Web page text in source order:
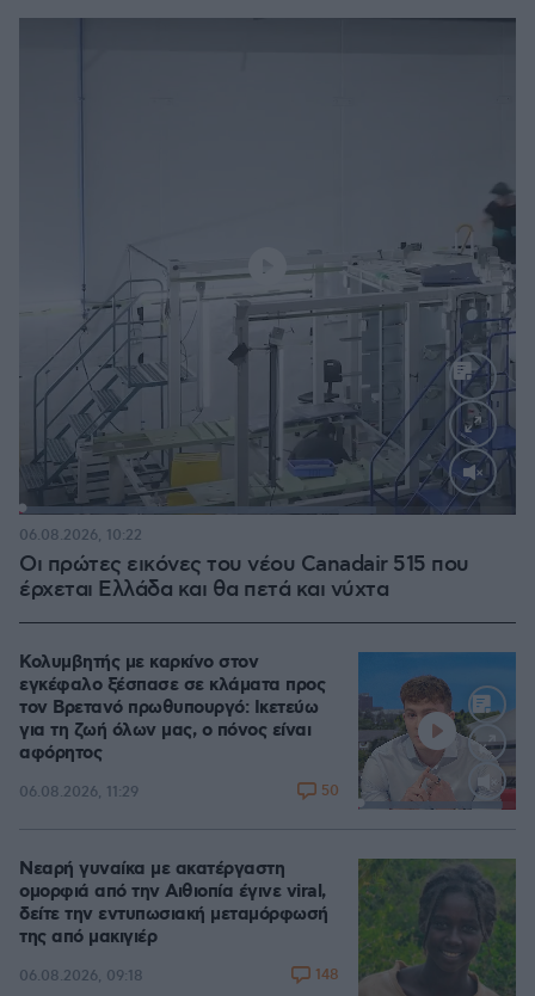
Loaded
Οι πρώτες εικόνες του νέου Canadair 515 που
έρχεται Ελλάδα και θα πετά και νύχτα
06.08.2026, 10:22
Loaded
Κολυμβητής με καρκίνο στον
εγκέφαλο ξέσπασε σε κλάματα προς
τον Βρετανό πρωθυπουργό: Ικετεύω
για τη ζωή όλων μας, ο πόνος είναι
αφόρητος
06.08.2026, 11:29 50
Νεαρή γυναίκα με ακατέργαστη
ομορφιά από την Αιθιοπία έγινε viral,
δείτε την εντυπωσιακή μεταμόρφωσή
της από μακιγιέρ
06.08.2026, 09:18 148